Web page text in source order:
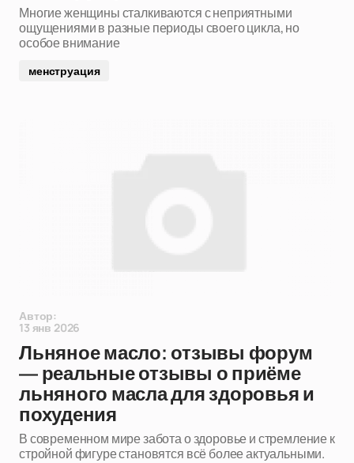
Многие женщины сталкиваются с неприятными
ощущениями в разные периоды своего цикла, но
особое внимание
менструация
Автор:
13 янв 2026
Льняное масло: отзывы форум
— реальные отзывы о приёме
льняного масла для здоровья и
похудения
В современном мире забота о здоровье и стремление к
стройной фигуре становятся всё более актуальными.